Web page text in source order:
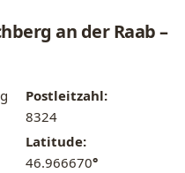
an der Raab –
Postleitzahl:
8324
Latitude:
46.966670°